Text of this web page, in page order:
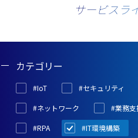
サービスラ
カテゴリー
#IoT #セキュリティ
#ネットワーク
#業務支
#RPA
#IT環境構築